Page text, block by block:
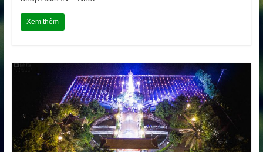
Xem thêm